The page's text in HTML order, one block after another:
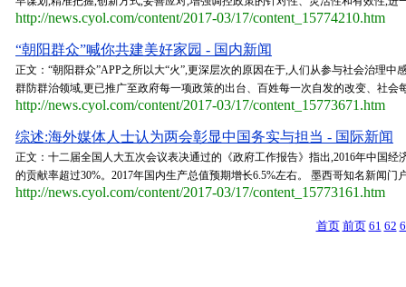
http://news.cyol.com/content/2017-03/17/content_15774210.htm
“朝阳群众”喊你共建美好家园 - 国内新闻
正文：“朝阳群众”APP之所以大“火”,更深层次的原因在于,人们从参与社会治理中
群防群治领域,更已推广至政府每一项政策的出台、百姓每一次自发的改变、社
http://news.cyol.com/content/2017-03/17/content_15773671.htm
综述:海外媒体人士认为两会彰显中国务实与担当 - 国际新闻
正文：十二届全国人大五次会议表决通过的《政府工作报告》指出,2016年中国经
的贡献率超过30%。2017年国内生产总值预期增长6.5%左右。 墨西哥知名新闻
http://news.cyol.com/content/2017-03/17/content_15773161.htm
首页 前页 61 62